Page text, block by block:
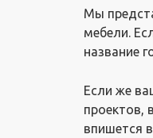
Мы
мебели.
название
Если же
проектов,
впишется